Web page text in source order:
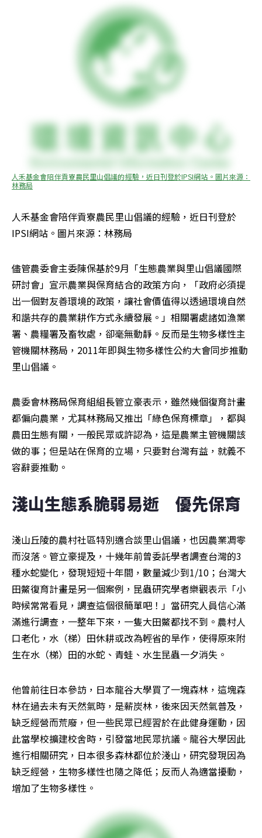
人禾基金會陪伴貢寮農民里山倡議的經驗，近日刊登於IPSI網站。圖片來源：
林務局
人禾基金會陪伴貢寮農民里山倡議的經驗，近日刊登於
IPSI網站。圖片來源：林務局
儘管農委會主委陳保基於9月「生態農業與里山倡議國際
研討會」宣示農業與保育結合的政策方向，「政府必須提
出一個對友善環境的政策，讓社會價值得以透過環境自然
和諧共存的農業耕作方式永續發展。」相關署處諸如漁業
署、農糧署及畜牧處，卻毫無動靜。反而是生物多樣性主
管機關林務局，2011年即與生物多樣性公約大會同步推動
里山倡議。
農委會林務局保育組組長管立豪表示，雖然幾個復育計畫
都偏向農業，尤其林務局又推出「綠色保育標章」，都與
農田生態有關，一般民眾或許認為，這是農業主管機關該
做的事；但是站在保育的立場，只要對台灣有益，就義不
容辭要推動。
淺山生態系脆弱易逝　優先保育
淺山丘陵的農村社區特別適合談里山倡議，也因農業凋零
而沒落。管立豪提及，十幾年前曾委託學者調查台灣的3
種水蛇變化，發現短短十年間，數量減少到1/10；台灣大
田鱉復育計畫是另一個案例，昆蟲研究學者樂觀表示「小
時候常常看見，調查這個很簡單吧！」當研究人員信心滿
滿進行調查，一整年下來，一隻大田鱉都找不到。農村人
口老化，水（梯）田休耕或改為輕省的旱作，使得原來附
生在水（梯）田的水蛇、青蛙、水生昆蟲一夕消失。
他曾前往日本參訪，日本龍谷大學買了一塊森林，這塊森
林在過去未有天然氣時，是薪炭林，後來因天然氣普及，
缺乏經營而荒廢，但一些民眾已經習於在此健身運動，因
此當學校擴建校舍時，引發當地民眾抗議。龍谷大學因此
進行相關研究，日本很多森林都位於淺山，研究發現因為
缺乏經營，生物多樣性也隨之降低；反而人為適當擾動，
增加了生物多樣性。